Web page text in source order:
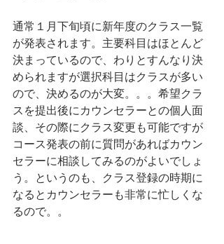
通常１月下旬頃に新年度のクラス一覧
が発表されます。主要科目はほとんど
決まっているので、わりとすんなり決
められますが選択科目はクラスが多い
ので、決めるのが大変。。。希望クラ
スを提出後にカウンセラーとの個人面
談、その際にクラス変更も可能ですが
コース発表の前に質問があればカウン
セラーに相談してみるのがよいでしょ
う。というのも、クラス登録の時期に
なるとカウンセラーも非常に忙しくな
るので。。